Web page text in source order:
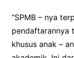
“SPMB – nya
pendaftarannya
khusus anak –